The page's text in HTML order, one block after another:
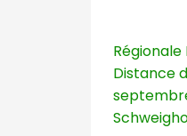
Distance